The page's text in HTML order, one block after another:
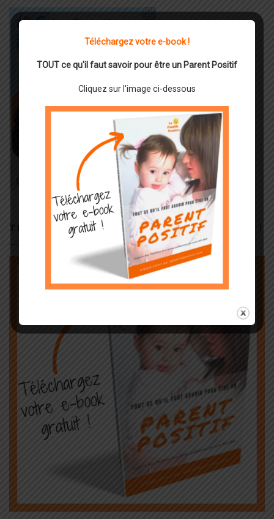
TÉLÉCHARGEZ GRATUITEMENT VOTRE E-BOOK !
Téléchargez votre e-book !
TOUT ce qu'il faut savoir pour être un Parent Positif
Cliquez sur l'image ci-dessous